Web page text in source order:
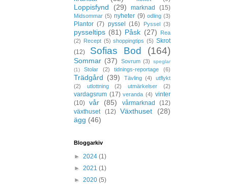
Loppisfynd (29) marknad (15)
Midsommar (5) nyheter (9) odling (3)
Plantor (7) pyssel (16) Pyssel (3)
pysseltips (81) Påsk (27)
Rea
(2) Recept (5) shoppingtips (5) Skrot
(12)
Sofias Bod (164)
Sommar (37) Sovrum (3)
speglar
(1)
Stolar (2) tidnings-reportage (6)
Trädgård (39) Tävling (4)
utflykt
(2)
utlottning (2) utmärkelser (2)
vardagsrum (17) veranda (4) vinter
(10) vår (85) vårmarknad
(12)
växthuset
(12) Växthuset
(28)
ägg (46)
Bloggarkiv
► 2024 (1)
► 2021 (1)
► 2020 (5)